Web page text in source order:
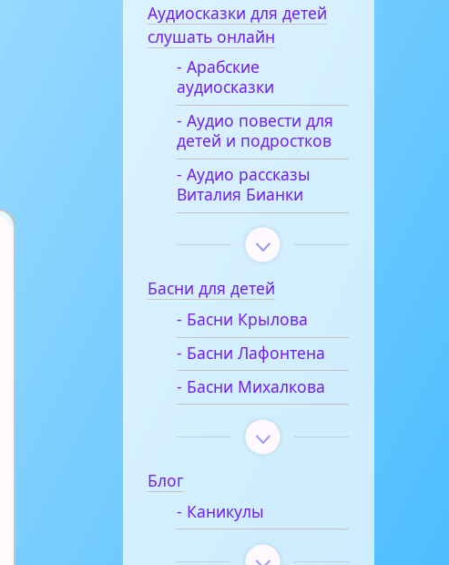
Аудиосказки для детей
слушать онлайн
- Арабские
аудиосказки
- Аудио повести для
детей и подростков
- Аудио рассказы
Виталия Бианки
Басни для детей
- Басни Крылова
- Басни Лафонтена
- Басни Михалкова
Блог
- Каникулы